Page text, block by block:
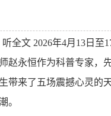
听全文 2026年4月 13 日至
赵永恒作为科普专家
带来了五场震撼心灵的
。